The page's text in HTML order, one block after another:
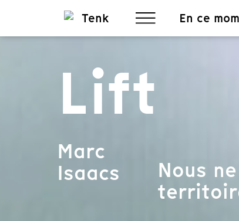
En ce
Lift
Marc
Isaacs Nous